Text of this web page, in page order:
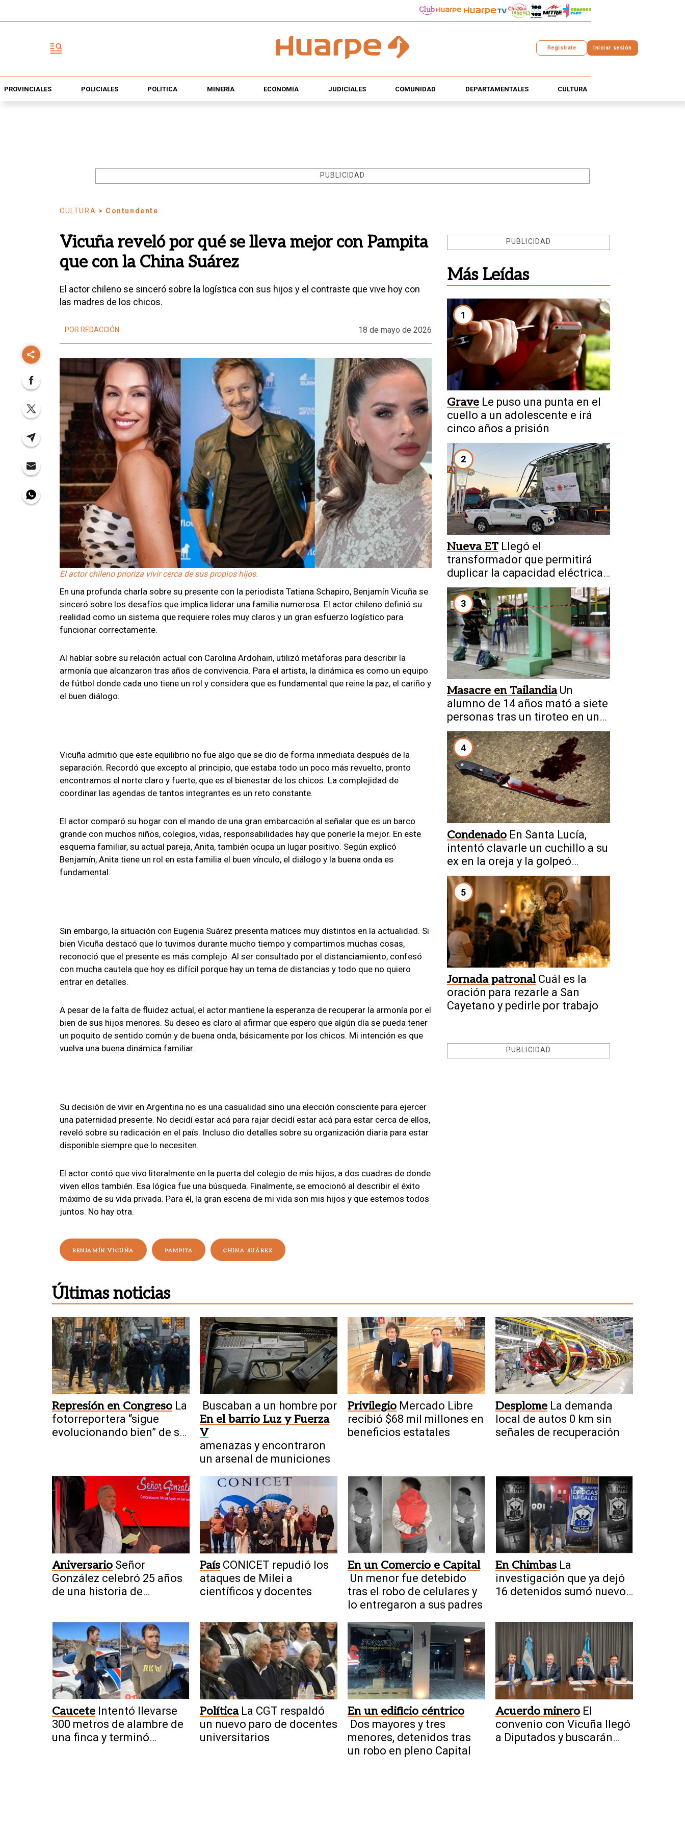
Registrate Iniciar sesión
PROVINCIALES POLICIALES POLÍTICA MINERÍA ECONOMÍA JUDICIALES COMUNIDAD DEPARTAMENTALES CULTURA
PUBLICIDAD
CULTURA > Contundente
Vicuña reveló por qué se lleva mejor con Pampita
que con la China Suárez
El actor chileno se sinceró sobre la logística con sus hijos y el contraste que vive hoy con
las madres de los chicos.
POR REDACCIÓN 18 de mayo de 2026
El actor chileno prioriza vivir cerca de sus propios hijos.
En una profunda charla sobre su presente con la periodista Tatiana Schapiro, Benjamín Vicuña se
sinceró sobre los desafíos que implica liderar una familia numerosa. El actor chileno definió su
realidad como un sistema que requiere roles muy claros y un gran esfuerzo logístico para
funcionar correctamente.
Al hablar sobre su relación actual con Carolina Ardohain, utilizó metáforas para describir la
armonía que alcanzaron tras años de convivencia. Para el artista, la dinámica es como un equipo
de fútbol donde cada uno tiene un rol y considera que es fundamental que reine la paz, el cariño y
el buen diálogo.
Vicuña admitió que este equilibrio no fue algo que se dio de forma inmediata después de la
separación. Recordó que excepto al principio, que estaba todo un poco más revuelto, pronto
encontramos el norte claro y fuerte, que es el bienestar de los chicos. La complejidad de
coordinar las agendas de tantos integrantes es un reto constante.
El actor comparó su hogar con el mando de una gran embarcación al señalar que es un barco
grande con muchos niños, colegios, vidas, responsabilidades hay que ponerle la mejor. En este
esquema familiar, su actual pareja, Anita, también ocupa un lugar positivo. Según explicó
Benjamín, Anita tiene un rol en esta familia el buen vínculo, el diálogo y la buena onda es
fundamental.
Sin embargo, la situación con Eugenia Suárez presenta matices muy distintos en la actualidad. Si
bien Vicuña destacó que lo tuvimos durante mucho tiempo y compartimos muchas cosas,
reconoció que el presente es más complejo. Al ser consultado por el distanciamiento, confesó
con mucha cautela que hoy es difícil porque hay un tema de distancias y todo que no quiero
entrar en detalles.
A pesar de la falta de fluidez actual, el actor mantiene la esperanza de recuperar la armonía por el
bien de sus hijos menores. Su deseo es claro al afirmar que espero que algún día se pueda tener
un poquito de sentido común y de buena onda, básicamente por los chicos. Mi intención es que
vuelva una buena dinámica familiar.
Su decisión de vivir en Argentina no es una casualidad sino una elección consciente para ejercer
una paternidad presente. No decidí estar acá para rajar decidí estar acá para estar cerca de ellos,
reveló sobre su radicación en el país. Incluso dio detalles sobre su organización diaria para estar
disponible siempre que lo necesiten.
El actor contó que vivo literalmente en la puerta del colegio de mis hijos, a dos cuadras de donde
viven ellos también. Esa lógica fue una búsqueda. Finalmente, se emocionó al describir el éxito
máximo de su vida privada. Para él, la gran escena de mi vida son mis hijos y que estemos todos
juntos. No hay otra.
BENJAMÍN VICUÑA PAMPITA CHINA SUÁREZ
PUBLICIDAD
Más Leídas
1
Grave Le puso una punta en el
cuello a un adolescente e irá
cinco años a prisión
2
Nueva ET Llegó el
transformador que permitirá
duplicar la capacidad eléctrica
de San Juan
3
Masacre en Tailandia Un
alumno de 14 años mató a siete
personas tras un tiroteo en una
escuela
4
Condenado En Santa Lucía,
intentó clavarle un cuchillo a su
ex en la oreja y la golpeó
brutalmente
5
Jornada patronal Cuál es la
oración para rezarle a San
Cayetano y pedirle por trabajo
PUBLICIDAD
Últimas noticias
Represión en Congreso La
fotorreportera “sigue
evolucionando bien” de su
En el barrio Luz y Fuerza
V
Buscaban a un hombre por
amenazas y encontraron
un arsenal de municiones
Privilegio Mercado Libre
recibió $68 mil millones en
beneficios estatales
Desplome La demanda
local de autos 0 km sin
señales de recuperación
Aniversario Señor
González celebró 25 años
de una historia de
País CONICET repudió los
ataques de Milei a
científicos y docentes
En un Comercio e Capital
Un menor fue detebido
tras el robo de celulares y
lo entregaron a sus padres
En Chimbas La
investigación que ya dejó
16 detenidos sumó nuevos
Caucete Intentó llevarse
300 metros de alambre de
una finca y terminó
Política La CGT respaldó
un nuevo paro de docentes
universitarios
En un edificio céntrico
Dos mayores y tres
menores, detenidos tras
un robo en pleno Capital
Acuerdo minero El
convenio con Vicuña llegó
a Diputados y buscarán